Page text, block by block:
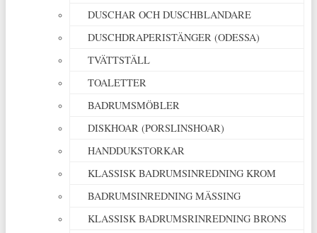
DUSCHAR OCH DUSCHBLANDARE
DUSCHDRAPERISTÄNGER (ODESSA)
TVÄTTSTÄLL
TOALETTER
BADRUMSMÖBLER
DISKHOAR (PORSLINSHOAR)
HANDDUKSTORKAR
KLASSISK BADRUMSINREDNING KROM
BADRUMSINREDNING MÄSSING
KLASSISK BADRUMSRINREDNING BRONS